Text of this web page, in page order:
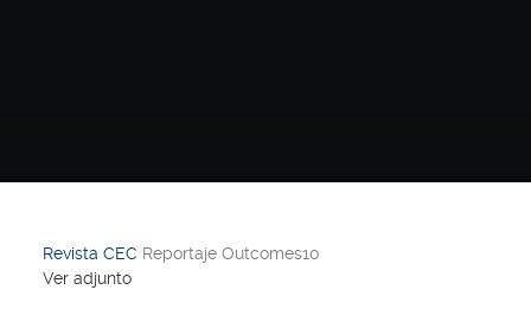
Revista CEC Reportaje Outcomes10
Ver adjunto